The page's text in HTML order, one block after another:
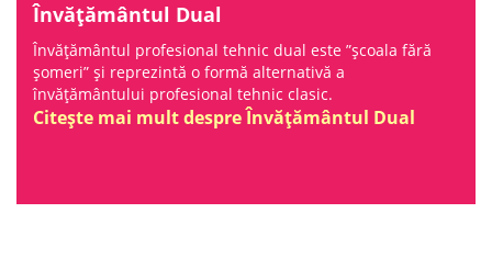
Învățământul Dual
Învățământul profesional tehnic dual este ”școala fără
șomeri” și reprezintă o formă alternativă a
învățământului profesional tehnic clasic.
Citește mai mult despre Învățământul Dual